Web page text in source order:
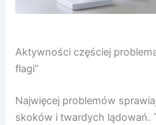
Aktywności częściej
flagi”
Najwięcej problemów
skoków i twardych lądowań.